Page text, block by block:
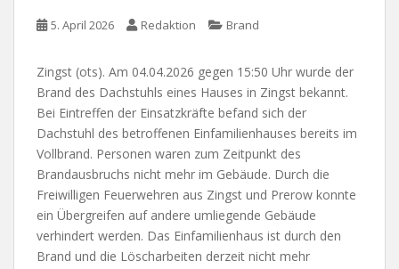
5. April 2026 Redaktion Brand
Zingst (ots). Am 04.04.2026 gegen 15:50 Uhr wurde der
Brand des Dachstuhls eines Hauses in Zingst bekannt.
Bei Eintreffen der Einsatzkräfte befand sich der
Dachstuhl des betroffenen Einfamilienhauses bereits im
Vollbrand. Personen waren zum Zeitpunkt des
Brandausbruchs nicht mehr im Gebäude. Durch die
Freiwilligen Feuerwehren aus Zingst und Prerow konnte
ein Übergreifen auf andere umliegende Gebäude
verhindert werden. Das Einfamilienhaus ist durch den
Brand und die Löscharbeiten derzeit nicht mehr